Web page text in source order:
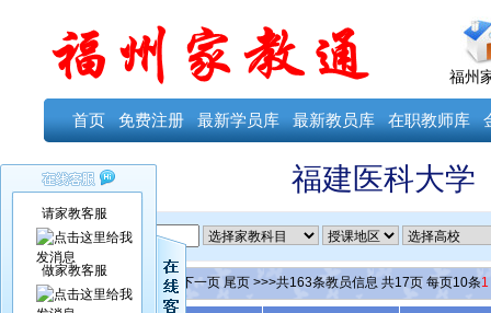
福州
首页 免费注册 最新学员库 最新教员库 在职教师库
福建医科大学
ID
当前第 上一页 下一页 尾页 >>>共163条教员信息 共17页 每页10条1
请家教客服
做家教客服